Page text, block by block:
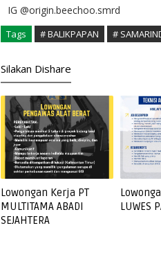
IG @origin.beechoo.smrd
Tags # BALIKPAPAN #
Silakan Dishare
Lowongan Kerja PT
MULTITAMA ABADI
SEJAHTERA
LUWES